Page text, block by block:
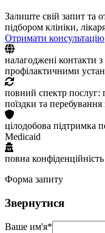
Залиште свій запит та
підбором клініки,
Отримати консультацію
налагоджені контакти
профілактичними
повний спектр послуг:
поїздки та
цілодобова підтримка
Medicaid
повна конфіденційність
Форма запиту
Звернутися
Ваше им'я*